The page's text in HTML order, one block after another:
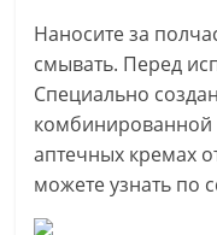
Наносите за
смывать. Перед
Специально
аптечных кремах
можете узнать по